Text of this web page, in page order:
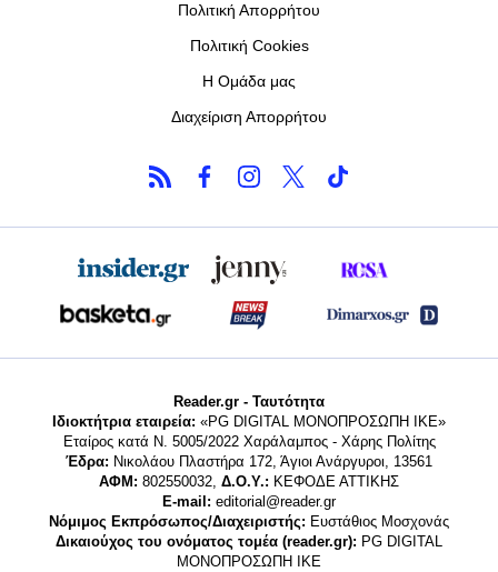
Πολιτική Απορρήτου
Πολιτική Cookies
Η Ομάδα μας
Διαχείριση Απορρήτου
Reader.gr - Ταυτότητα
Ιδιοκτήτρια εταιρεία: «PG DIGITAL MONΟΠΡΟΣΩΠΗ ΙΚΕ»
Εταίρος κατά Ν. 5005/2022 Χαράλαμπος - Χάρης Πολίτης
Έδρα: Νικολάου Πλαστήρα 172, Άγιοι Ανάργυροι, 13561
ΑΦΜ: 802550032, Δ.Ο.Υ.: ΚΕΦΟΔΕ ΑΤΤΙΚΗΣ
E-mail: editorial@reader.gr
Νόμιμος Εκπρόσωπος/Διαχειριστής: Ευστάθιος Μοσχονάς
Δικαιούχος του ονόματος τομέα (reader.gr): PG DIGITAL
MONΟΠΡΟΣΩΠΗ ΙΚΕ